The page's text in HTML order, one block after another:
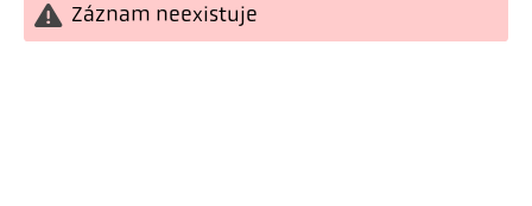
Záznam neexistuje